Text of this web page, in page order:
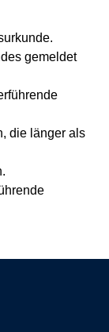
gemeldet
die länger als